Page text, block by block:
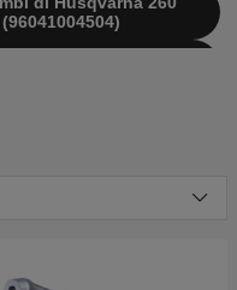
di Husqvarna 260